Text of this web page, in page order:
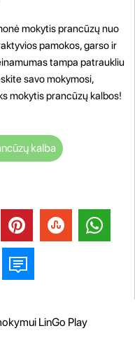
mokytis prancūzų nuo
pamokos, garso ir
tampa patraukliu
savo mokymosi,
mokytis prancūzų kalbos!
kalba
LinGo Play